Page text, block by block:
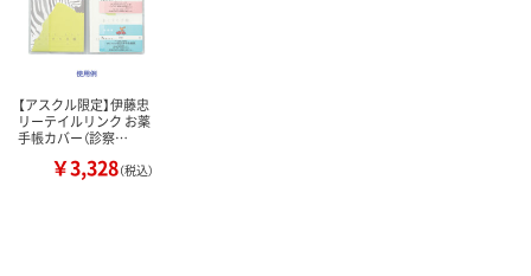
【アスクル限定】伊藤忠
リーテイルリンク お薬
手帳カバー（診察…
￥3,328（税込）